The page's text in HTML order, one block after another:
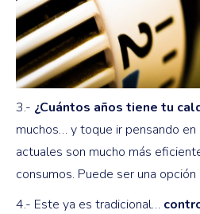
3.- ¿Cuántos años tiene tu
muchos… y toque ir pensando en
actuales son mucho más
consumos. Puede ser una
4.- Este ya es tradicional…